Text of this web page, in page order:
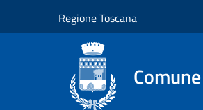
Regione Toscana